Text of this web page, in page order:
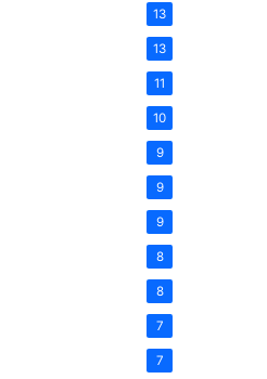
13
13
11
10
9
9
9
8
8
7
7